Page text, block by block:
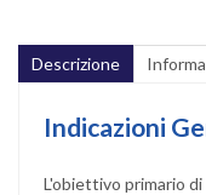
Descrizione
Indicazioni
L'obiettivo primario